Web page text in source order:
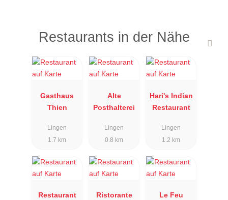
Restaurants in der Nähe
Gasthaus
Thien
Lingen
1.7 km
Alte
Posthalterei
Lingen
0.8 km
Hari's Indian
Restaurant
Lingen
1.2 km
Restaurant
Ristorante
Le Feu